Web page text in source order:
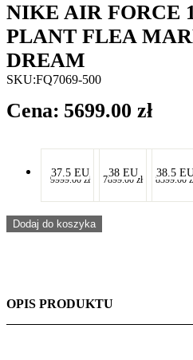
NIKE AIR FORCE
PLANT FLEA
DREAM
5699.00 zł
-
37.5 EU
-
9999.00zł
-
38 EU
-
7899.00zł
-
38.5
-
8399.00
Dodaj do koszyka
SKU:FQ7069-500
OPIS PRODUKTU